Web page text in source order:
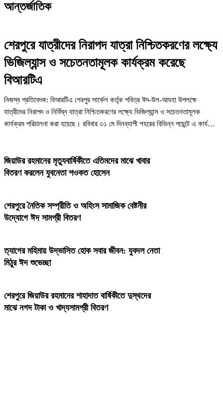
আন্তর্জাতিক
শেরপুরে যাত্রীদের নিরাপদ যাত্রা নিশ্চিতকরণের লক্ষ্যে
ভিজিল্যান্স ও সচেতনতামূলক কার্যক্রম করেছে
বিআরটিএ
নিজস্ব প্রতিবেদক: বিআরটিএ শেরপুর সার্কেল কর্তৃক পবিত্র ঈদ-উল-আযহা উপলক্ষে
যাত্রীদের নিরাপদ ও নির্বিঘ্ন যাত্রা নিশ্চিতকরণের লক্ষ্যে ভিজিল্যান্স ও সচেতনতামূলক
কার্যক্রম পরিচালনা করা হয়েছে। রবিবার ৩১ মে দিনব্যাপী শহরের বিভিন্ন পয়েন্টে এ কার্যক্রম
জিয়াউর রহমানের মৃত্যুবার্ষিকীতে এতিমদের মাঝে খাবার
বিতরণ করলেন যুবনেতা শওকত হোসেন
শেরপুরে নৈতিক সম্প্রীতি ও অহিংস সামাজিক বেষ্টনীর
উদ্যোগে ঈদ সামগ্রী বিতরণ
‎ত্যাগের মহিমায় উদ্ভাসিত হোক সবার জীবন: যুবদল নেতা
মিঠুর ঈদ শুভেচ্ছা
শেরপুরে জিয়াউর রহমানের শাহাদাত বার্ষিকীতে দুস্থদের
মাঝে নগদ টাকা ও খাদ্যসামগ্রী বিতরণ